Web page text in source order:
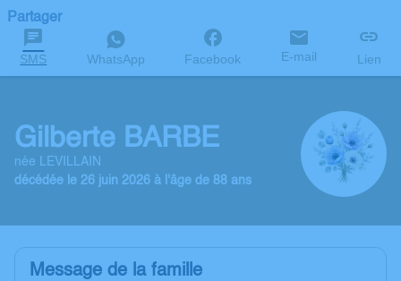
Partager
SMS WhatsApp Facebook E-mail Lien
Gilberte BARBE
née LEVILLAIN
décédée le 26 juin 2026 à l'âge de 88 ans
Message de la famille